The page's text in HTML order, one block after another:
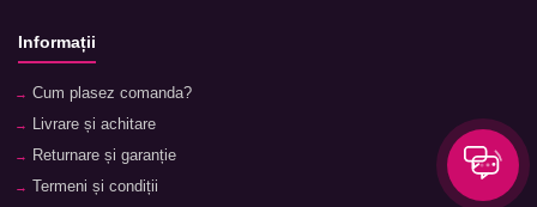
Informații
Cum plasez comanda?
Livrare și achitare
Returnare și garanție
Termeni și condiții